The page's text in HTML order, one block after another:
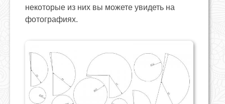
некоторые из них вы можете увидеть на
фотографиях.